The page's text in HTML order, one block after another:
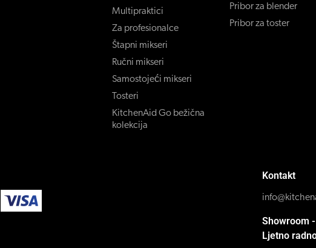
Multipraktici
Za profesionalce
Štapni mikseri
Ručni mikseri
Samostojeći mikseri
Tosteri
KitchenAid Go bežična
kolekcija
Pribor za blender
Pribor za toster
Kontakt
Showroom
Ljetno